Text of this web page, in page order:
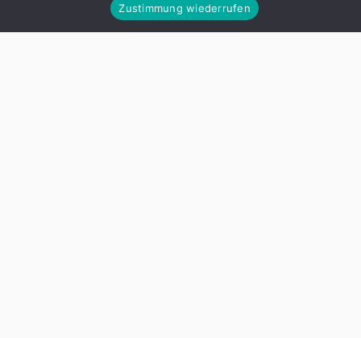
Continue Reading
Zustimmung wiederrufen